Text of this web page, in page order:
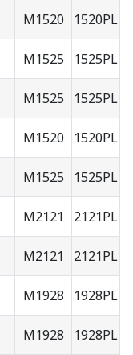
M1520 1520PL
M1525 1525PL
M1525 1525PL
M1520 1520PL
M1525 1525PL
M2121 2121PL
M2121 2121PL
M1928 1928PL
M1928 1928PL